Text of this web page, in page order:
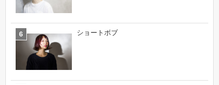
ショートボブ